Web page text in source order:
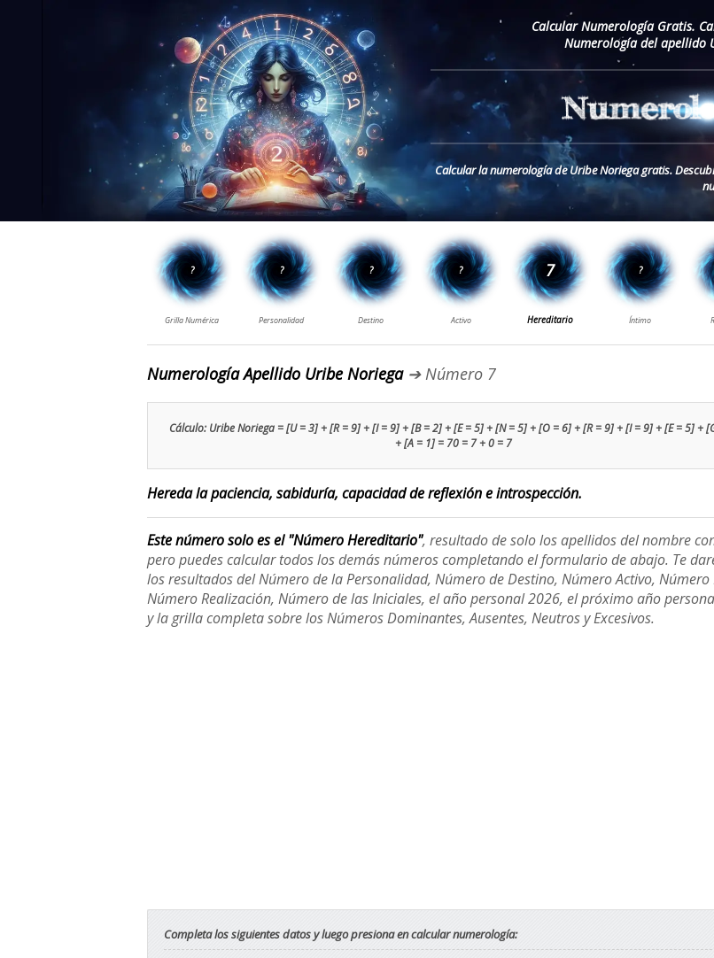
Calcular Numerología Gratis.
Numerología del apellido
Calcular la numerología de Uribe Noriega gratis.
Numerología Apellido Uribe Noriega➔ Número 7
Cálculo: Uribe Noriega = [U = 3] + [R = 9] + [I = 9] + [B = 2] + [E = 5] + [N = 5] + [O = 6] + [R = 9] + [I = 9] + [E = 5] +
+ [A = 1] = 70 = 7 + 0 = 7
Hereda la paciencia, sabiduría, capacidad de reflexión e introspección.
Este número solo es el "Número Hereditario", resultado de solo los apellidos del nombre
pero puedes calcular todos los demás números completando el formulario de abajo. Te
los resultados del Número de la Personalidad, Número de Destino, Número Activo,
Número Realización, Número de las Iniciales, el año personal 2026, el próximo año
y la grilla completa sobre los Números Dominantes, Ausentes, Neutros y Excesivos.
Completa los siguientes datos y luego presiona en calcular numerología: